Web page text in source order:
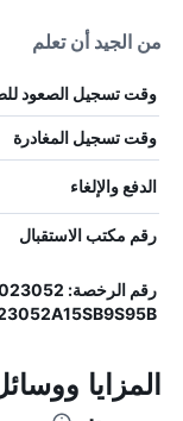
من الجيد أن تعلم
وقت تسجيل الصعود
وقت تسجيل المغادرة
الدفع والإلغاء
رقم مكتب الاستقبال
المزايا